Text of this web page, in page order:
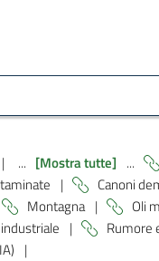
| ... [Mostra tutte] ...
| Canoni
Montagna | Oli
| Rumore
|